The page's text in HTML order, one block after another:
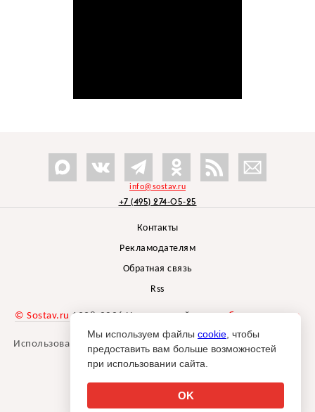
info@sostav.ru
+7 (495) 274-05-25
Контакты
Рекламодателям
Обратная связь
Rss
© Sostav.ru 1998-2026 Независимый проектбрендингового
агентства Depot
Использование материалов Sostav.ru допустимо только при
указании источника.
Мы используем файлы cookie , чтобы
предоставить вам больше возможностей
при использовании сайта.
OK